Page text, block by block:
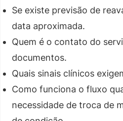
Se existe previsão de
data aproximada.
Quem é o contato do
documentos.
Quais sinais clínicos
Como funciona o fluxo
necessidade de troca de